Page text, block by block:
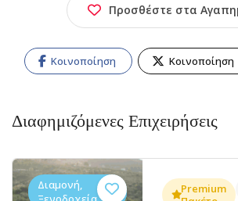
Προσθέστε στα
Κοινοποίηση Κοινοποίηση
Διαφημιζόμενες Επιχειρήσεις
(1381)
Διαμονή,
Premium